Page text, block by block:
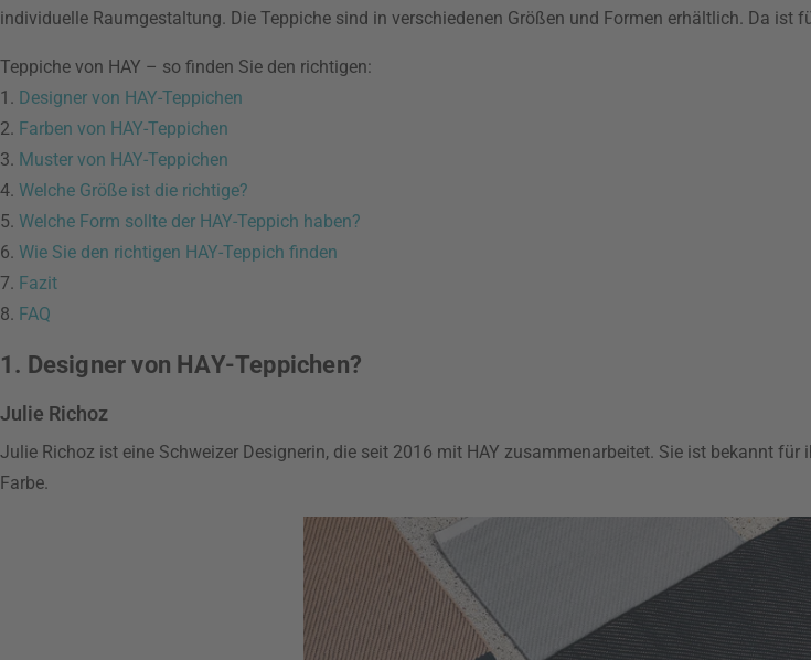
individuelle Raumgestaltung. Die Teppiche sind in verschiedenen Größen und Formen erhältlich. Da ist
Teppiche von HAY – so finden Sie den richtigen:
1. Designer von HAY-Teppichen
2. Farben von HAY-Teppichen
3. Muster von HAY-Teppichen
4. Welche Größe ist die richtige?
5. Welche Form sollte der HAY-Teppich haben?
6. Wie Sie den richtigen HAY-Teppich finden
7. Fazit
8. FAQ
1. Designer von HAY-Teppichen?
Julie Richoz
Julie Richoz ist eine Schweizer Designerin, die seit 2016 mit HAY zusammenarbeitet. Sie ist bekannt
Farbe.